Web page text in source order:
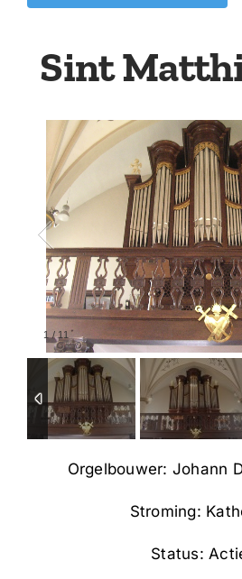
Sint
2 /11
Orgelbouwer: Johann
Stroming:
Status: